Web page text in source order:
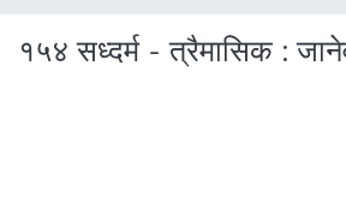
All of DSpace
१५४ सध्दर्म - त्रैमासिक :